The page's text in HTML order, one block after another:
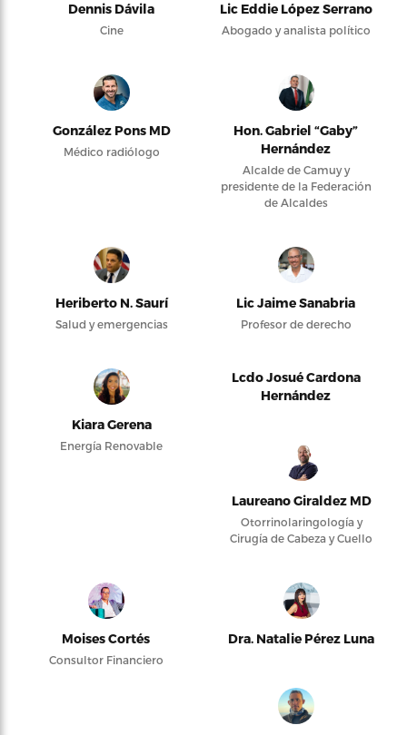
Dennis Dávila
Cine
Lic Eddie López Serrano
Abogado y analista político
González Pons MD
Médico radiólogo
Hon. Gabriel “Gaby”
Hernández
Alcalde de Camuy y
presidente de la Federación
de Alcaldes
Heriberto N. Saurí
Salud y emergencias
Lic Jaime Sanabria
Profesor de derecho
Kiara Gerena
Energía Renovable
Lcdo Josué Cardona
Hernández
Laureano Giraldez MD
Otorrinolaringología y
Cirugía de Cabeza y Cuello
Moises Cortés
Consultor Financiero
Dra. Natalie Pérez Luna